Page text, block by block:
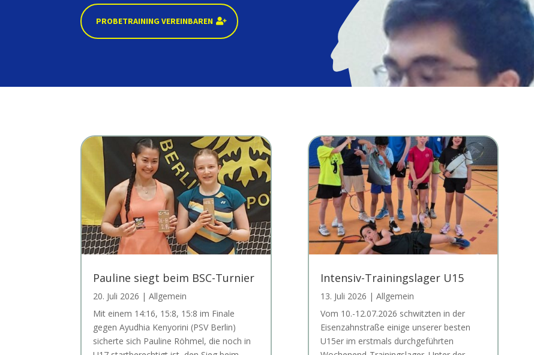
PROBETRAINING VEREINBAREN
Pauline siegt beim BSC-Turnier
20. Juli 2026 |Allgemein
Mit einem 14:16, 15:8, 15:8 im Finale
gegen Ayudhia Kenyorini (PSV Berlin)
sicherte sich Pauline Röhmel, die noch in
Intensiv-Trainingslager U15
13. Juli 2026 | Allgemein
Vom 10.-12.07.2026 schwitzten in der
Eisenzahnstraße einige unserer besten
U15er im erstmals durchgeführten